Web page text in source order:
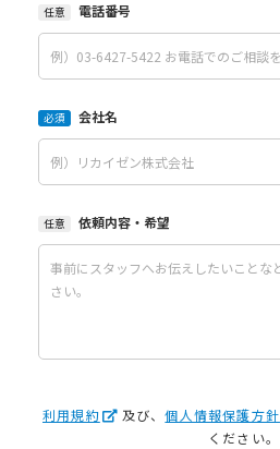
任意 電話番号
必須 会社名
任意 依頼内容・希望
利用規約 及び、個人情報保護方針
ください。